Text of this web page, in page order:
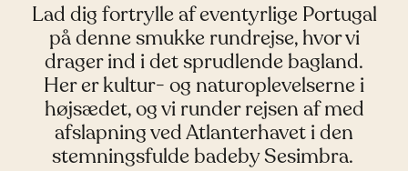
Lad dig fortrylle af eventyrlige Portugal
på denne smukke rundrejse, hvor vi
drager ind i det sprudlende bagland.
Her er kultur- og naturoplevelserne i
højsædet, og vi runder rejsen af med
afslapning ved Atlanterhavet i den
stemningsfulde badeby Sesimbra.